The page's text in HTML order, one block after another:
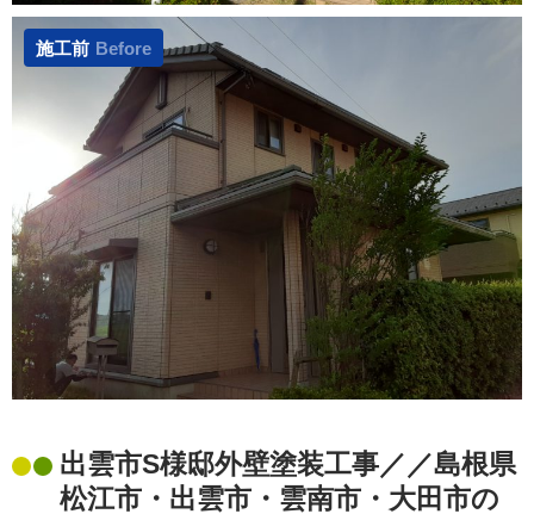
施工前 Before
出雲市S様邸外壁塗装工事／／島根県
松江市・出雲市・雲南市・大田市の